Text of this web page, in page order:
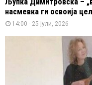
насмевка ги освоија
14:00 - 25 јули, 2026